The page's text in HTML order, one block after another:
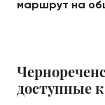
маршрут на
доступные